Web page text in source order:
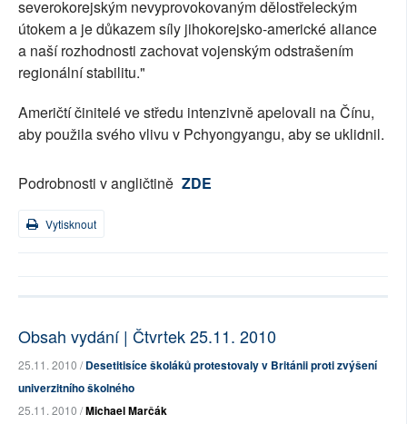
severokorejským nevyprovokovaným dělostřeleckým
útokem a je důkazem síly jihokorejsko-americké aliance
a naší rozhodnosti zachovat vojenským odstrašením
regionální stabilitu."
Američtí činitelé ve středu intenzivně apelovali na Čínu,
aby použila svého vlivu v Pchyongyangu, aby se uklidnil.
Podrobnosti v angličtině ZDE
Vytisknout
Obsah vydání | Čtvrtek 25.11. 2010
25.11. 2010 /Desetitisíce školáků protestovaly v Británii proti zvýšení
univerzitního školného
25.11. 2010 /Michael Marčák